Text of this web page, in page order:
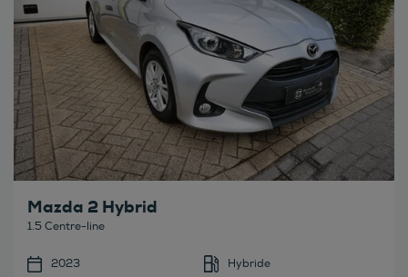
Mazda 2 Hybrid
1.5 Centre-line
2023
Hybride